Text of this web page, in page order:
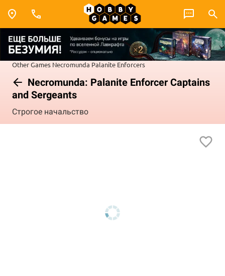
Other Games Necromunda Palanite Enforcers
Necromunda: Palanite Enforcer Captains
and Sergeants
Строгое начальство